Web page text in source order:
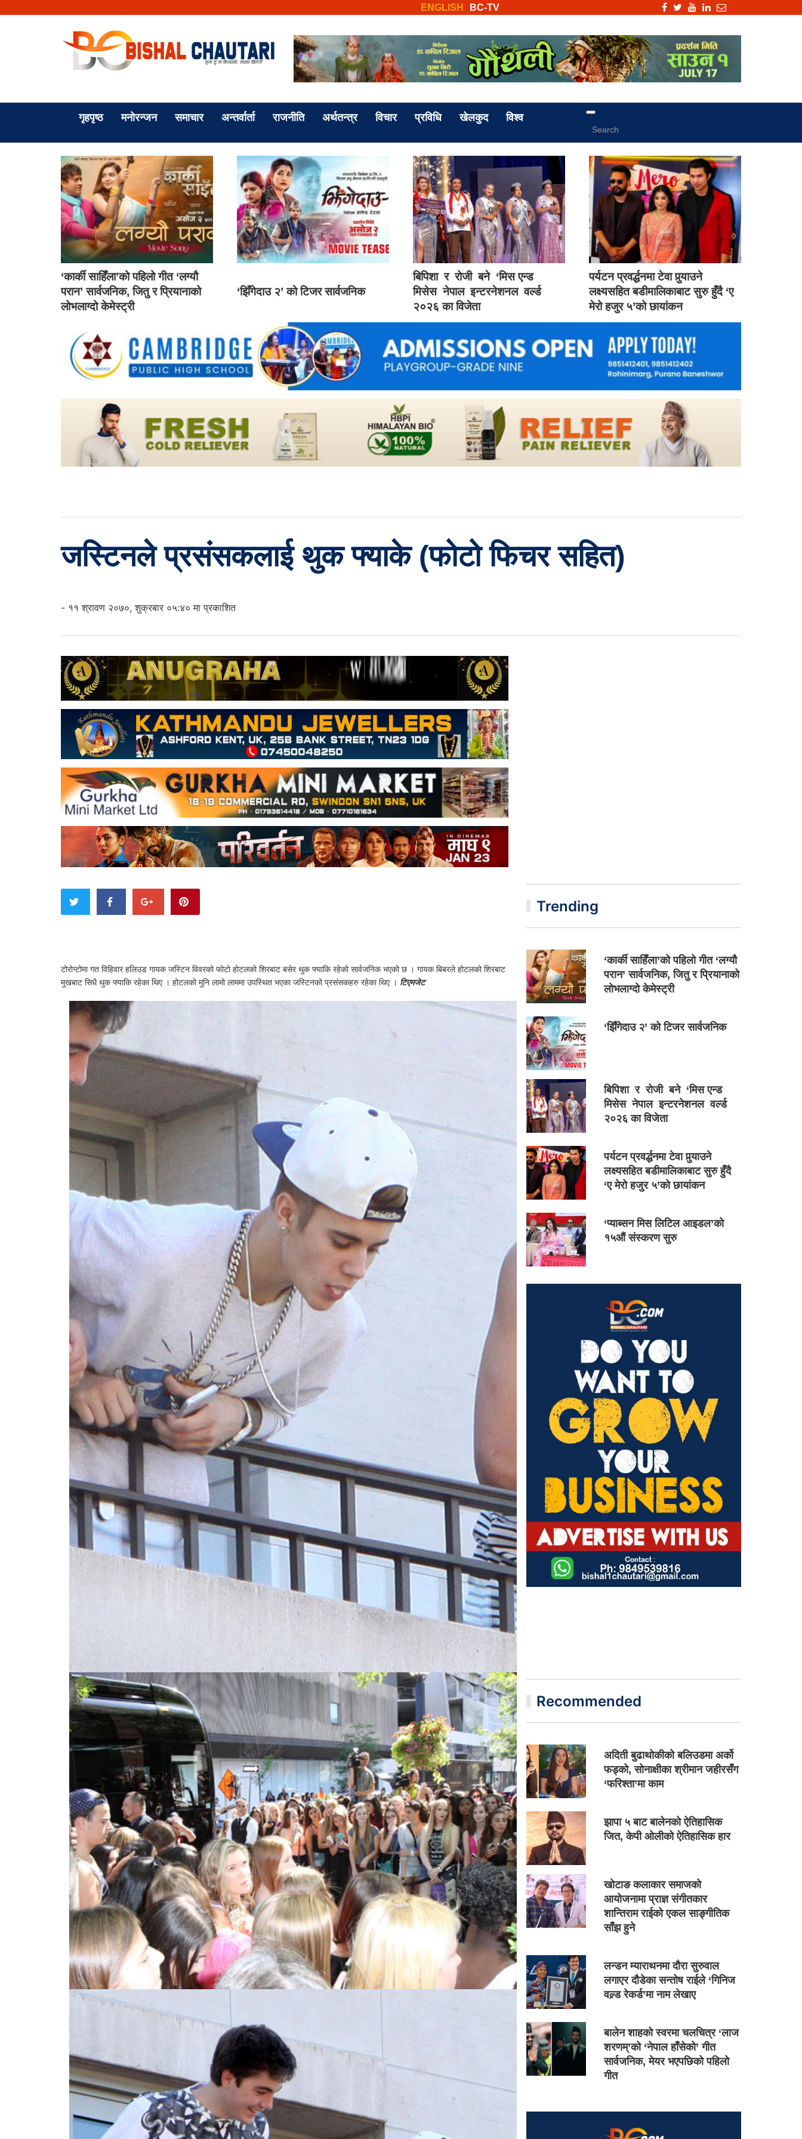
BC-TV
ENGLISH
गृहपृष्ठ मनोरन्जन समाचार अन्तर्वार्ता राजनीति अर्थतन्त्र विचार प्रविधि खेलकुद विश्व
‘कार्की साहिँला’को पहिलो गीत ‘लग्यौ
परान’ सार्वजनिक, जितु र प्रियानाको
लोभलाग्दो केमेस्ट्री
‘झिँगेदाउ २’ को टिजर सार्वजनिक
बिपिशा र रोजी बने ‘मिस एन्ड
मिसेस नेपाल इन्टरनेशनल वर्ल्ड
२०२६ का विजेता
पर्यटन प्रवर्द्धनमा टेवा पुर्‍याउने
लक्ष्यसहित बडीमालिकाबाट सुरु हुँदै ‘ए
मेरो हजुर ५’को छायांकन
जस्टिनले प्रसंसकलाई थुक फ्याके (फोटो फिचर सहित)
- ११ श्रावण २०७०, शुक्रबार ०५:४० मा प्रकाशित
टोरोन्टोमा गत विहिवार हलिउड गायक जस्टिन विवरको फोटो होटलको शिरबाट बसेर थुक फ्याकि रहेको सार्वजनिक भएको छ । गायक बिबरले होटलको शिरबाट
मुखबाट सिधै थुक फ्याकि रहेका थिए । होटलको मुनि लामो लाममा उपस्थित भएका जस्टिनको प्रसंसकहरु रहेका थिए । टिएमजेट
Trending
‘कार्की साहिँला’को पहिलो गीत ‘लग्यौ
परान’ सार्वजनिक, जितु र प्रियानाको
लोभलाग्दो केमेस्ट्री
‘झिँगेदाउ २’ को टिजर सार्वजनिक
बिपिशा र रोजी बने ‘मिस एन्ड
मिसेस नेपाल इन्टरनेशनल वर्ल्ड
२०२६ का विजेता
पर्यटन प्रवर्द्धनमा टेवा पुर्‍याउने
लक्ष्यसहित बडीमालिकाबाट सुरु हुँदै
‘ए मेरो हजुर ५’को छायांकन
‘प्याब्सन मिस लिटिल आइडल’को
१५औं संस्करण सुरु
Recommended
अदिती बुढाथोकीको बलिउडमा अर्को
फड्को, सोनाक्षीका श्रीमान जहीरसँग
‘फरिश्ता’मा काम
झापा ५ बाट बालेनको ऐतिहासिक
जित, केपी ओलीको ऐतिहासिक हार
खोटाङ कलाकार समाजको
आयोजनामा प्राज्ञ संगीतकार
शान्तिराम राईको एकल साङ्गीतिक
साँझ हुने
लन्डन म्याराथनमा दौरा सुरुवाल
लगाएर दौडेका सन्तोष राईले ‘गिनिज
वल्र्ड रेकर्ड’मा नाम लेखाए
बालेन शाहको स्वरमा चलचित्र ‘लाज
शरणम्’को ‘नेपाल हाँसेको’ गीत
सार्वजनिक, मेयर भएपछिको पहिलो
गीत